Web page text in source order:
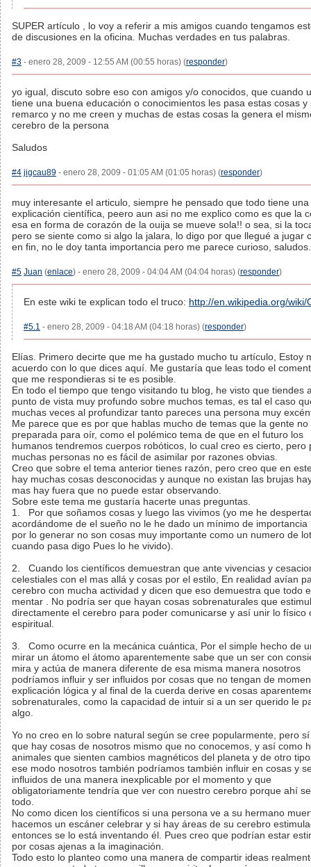
SUPER artículo , lo voy a referir a mis amigos cuando tengamos
de discusiones en la oficina. Muchas verdades en tus palabras.
#3 - enero 28, 2009 - 12:55 AM (00:55 horas) (responder)
yo igual, discuto sobre eso con amigos y/o conocidos, que cuando
tiene una buena educación o conocimientos les pasa estas cosas y
remarco y no me creen y muchas de estas cosas la genera el
cerebro de la persona
Saludos
#4 jigcau89 - enero 28, 2009 - 01:05 AM (01:05 horas) (responder)
muy interesante el articulo, siempre he pensado que todo tiene una
explicación científica, peero aun asi no me explico como es que la
esa en forma de corazón de la ouija se mueve sola!! o sea, si la
pero se siente como si algo la jalara, lo digo por que llegué a jugar
en fin, no le doy tanta importancia pero me parece curioso, saludos.
#5 Juan (enlace) - enero 28, 2009 - 04:04 AM (04:04 horas) (responder)
En este wiki te explican todo el truco: http://en.wikipedia.org/wiki/
#5.1 - enero 28, 2009 - 04:18 AM (04:18 horas) (responder)
Elías. Primero decirte que me ha gustado mucho tu artículo, Estoy
acuerdo con lo que dices aquí. Me gustaría que leas todo el
que me respondieras si te es posible.
En todo el tiempo que tengo visitando tu blog, he visto que tiendes
punto de vista muy profundo sobre muchos temas, es tal el caso
muchas veces al profundizar tanto pareces una persona muy
Me parece que es por que hablas mucho de temas que la gente no
preparada para oír, como el polémico tema de que en el futuro los
humanos tendremos cuerpos robóticos, lo cual creo es cierto, pero
muchas personas no es fácil de asimilar por razones obvias.
Creo que sobre el tema anterior tienes razón, pero creo que en
hay muchas cosas desconocidas y aunque no existan las brujas
mas hay fuera que no puede estar observando.
Sobre este tema me gustaría hacerte unas preguntas.
1. Por que soñamos cosas y luego las vivimos (yo me he
acordándome de el sueño no le he dado un mínimo de importancia
por lo generar no son cosas muy importante como un numero de
cuando pasa digo Pues lo he vivido).
2. Cuando los científicos demuestran que ante vivencias y
celestiales con el mas allá y cosas por el estilo, En realidad avían
cerebro con mucha actividad y dicen que eso demuestra que todo
mentar . No podría ser que hayan cosas sobrenaturales que
directamente el cerebro para poder comunicarse y así unir lo físico
espiritual.
3. Como ocurre en la mecánica cuántica, Por el simple hecho de
mirar un átomo el átomo aparentemente sabe que un ser con
mira y actúa de manera diferente de esa misma manera nosotros
podríamos influir y ser influidos por cosas que no tengan de
explicación lógica y al final de la cuerda derive en cosas
sobrenaturales, como la capacidad de intuir si a un ser querido le
algo.
Yo no creo en lo sobre natural según se cree popularmente, pero
que hay cosas de nosotros mismo que no conocemos, y así como
animales que sienten cambios magnéticos del planeta y de otro
ese modo nosotros también podríamos también influir en cosas y
influidos de una manera inexplicable por el momento y que
obligatoriamente tendría que ver con nuestro cerebro porque ahí
todo.
No como dicen los científicos si una persona ve a su hermano
hacemos un escáner celebrar y si hay áreas de su cerebro
entonces se lo está inventando él. Pues creo que podrían estar
por cosas ajenas a la imaginación.
Todo esto lo planteo como una manera de compartir ideas